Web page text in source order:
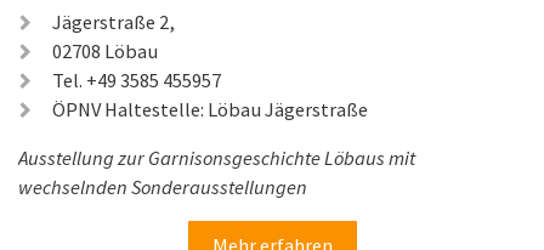
Jägerstraße 2,
02708 Löbau
Tel. +49 3585 455957
ÖPNV Haltestelle: Löbau Jägerstraße
Ausstellung zur Garnisonsgeschichte Löbaus mit
wechselnden Sonderausstellungen